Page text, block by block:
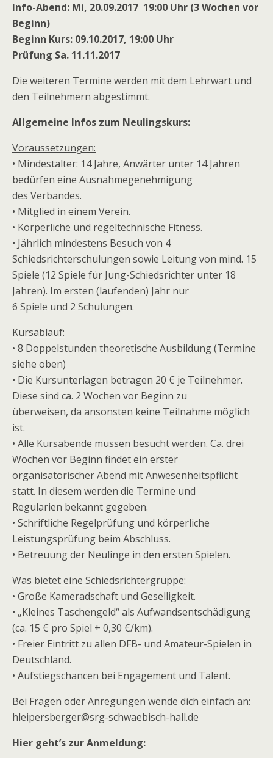
Info-Abend: Mi, 20.09.2017 19:00 Uhr (3 Wochen vor
Beginn)
Beginn Kurs: 09.10.2017, 19:00 Uhr
Prüfung Sa. 11.11.2017
Die weiteren Termine werden mit dem Lehrwart und
den Teilnehmern abgestimmt.
Allgemeine Infos zum Neulingskurs:
Voraussetzungen:
• Mindestalter: 14 Jahre, Anwärter unter 14 Jahren
bedürfen eine Ausnahmegenehmigung
des Verbandes.
• Mitglied in einem Verein.
• Körperliche und regeltechnische Fitness.
• Jährlich mindestens Besuch von 4
Schiedsrichterschulungen sowie Leitung von mind. 15
Spiele (12 Spiele für Jung-Schiedsrichter unter 18
Jahren). Im ersten (laufenden) Jahr nur
6 Spiele und 2 Schulungen.
Kursablauf:
• 8 Doppelstunden theoretische Ausbildung (Termine
siehe oben)
• Die Kursunterlagen betragen 20 € je Teilnehmer.
Diese sind ca. 2 Wochen vor Beginn zu
überweisen, da ansonsten keine Teilnahme möglich
ist.
• Alle Kursabende müssen besucht werden. Ca. drei
Wochen vor Beginn findet ein erster
organisatorischer Abend mit Anwesenheitspflicht
statt. In diesem werden die Termine und
Regularien bekannt gegeben.
• Schriftliche Regelprüfung und körperliche
Leistungsprüfung beim Abschluss.
• Betreuung der Neulinge in den ersten Spielen.
Was bietet eine Schiedsrichtergruppe:
• Große Kameradschaft und Geselligkeit.
• „Kleines Taschengeld“ als Aufwandsentschädigung
(ca. 15 € pro Spiel + 0,30 €/km).
• Freier Eintritt zu allen DFB- und Amateur-Spielen in
Deutschland.
• Aufstiegschancen bei Engagement und Talent.
Bei Fragen oder Anregungen wende dich einfach an:
hleipersberger@srg-schwaebisch-hall.de
Hier geht’s zur Anmeldung: